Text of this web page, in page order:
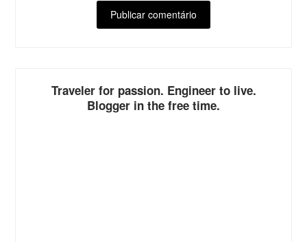
Traveler for passion. Engineer to live.
Blogger in the free time.